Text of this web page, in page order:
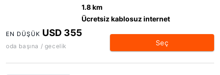
1.8 km
Ücretsiz kablosuz internet
EN DÜŞÜK USD 355
oda başına / gecelik Seç